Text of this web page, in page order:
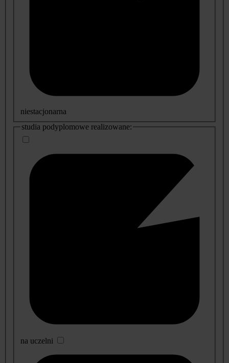
niestacjonarna
studia podyplomowe realizowane:
na uczelni